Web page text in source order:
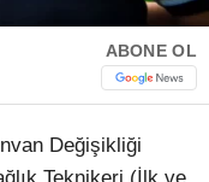
Dribbble
ABONE OL
Değişikliği